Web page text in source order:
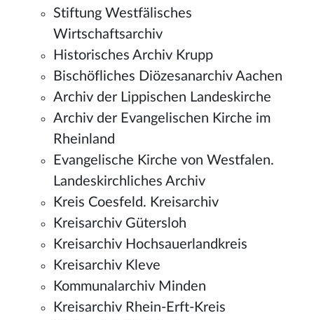
Stiftung Westfälisches
Wirtschaftsarchiv
Historisches Archiv Krupp
Bischöfliches Diözesanarchiv Aachen
Archiv der Lippischen Landeskirche
Archiv der Evangelischen Kirche im
Rheinland
Evangelische Kirche von Westfalen.
Landeskirchliches Archiv
Kreis Coesfeld. Kreisarchiv
Kreisarchiv Gütersloh
Kreisarchiv Hochsauerlandkreis
Kreisarchiv Kleve
Kommunalarchiv Minden
Kreisarchiv Rhein-Erft-Kreis